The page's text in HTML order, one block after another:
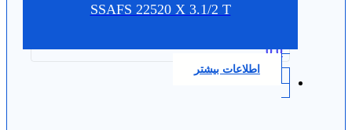
SSAFS 22520 X 3.1/2 T
0.0
اطلاعات بیشتر